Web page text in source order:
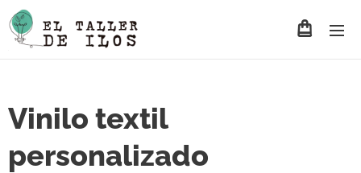
Vinilo textil
personalizado